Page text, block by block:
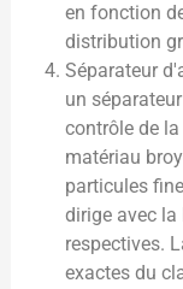
en fonction
distribution
Séparateur
un
contrôle de
matériau
particules
dirige avec la
respectives.
exactes du